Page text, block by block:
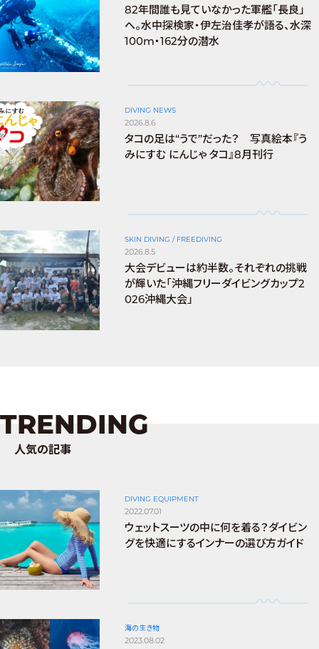
82年間誰も見ていなかった軍艦「長良」
へ。水中探検家・伊左治佳孝が語る、水深
100m・162分の潜水
DIVING NEWS
2026.8.6
タコの足は“うで”だった？ 写真絵本『う
みにすむ にんじゃ タコ』8月刊行
SKIN DIVING / FREEDIVING
2026.8.5
大会デビューは約半数。それぞれの挑戦
が輝いた「沖縄フリーダイビングカップ2
026沖縄大会」
TRENDING
人気の記事
DIVING EQUIPMENT
2022.07.01
ウェットスーツの中に何を着る？ダイビン
グを快適にするインナーの選び方ガイド
海の生き物
2023.08.02